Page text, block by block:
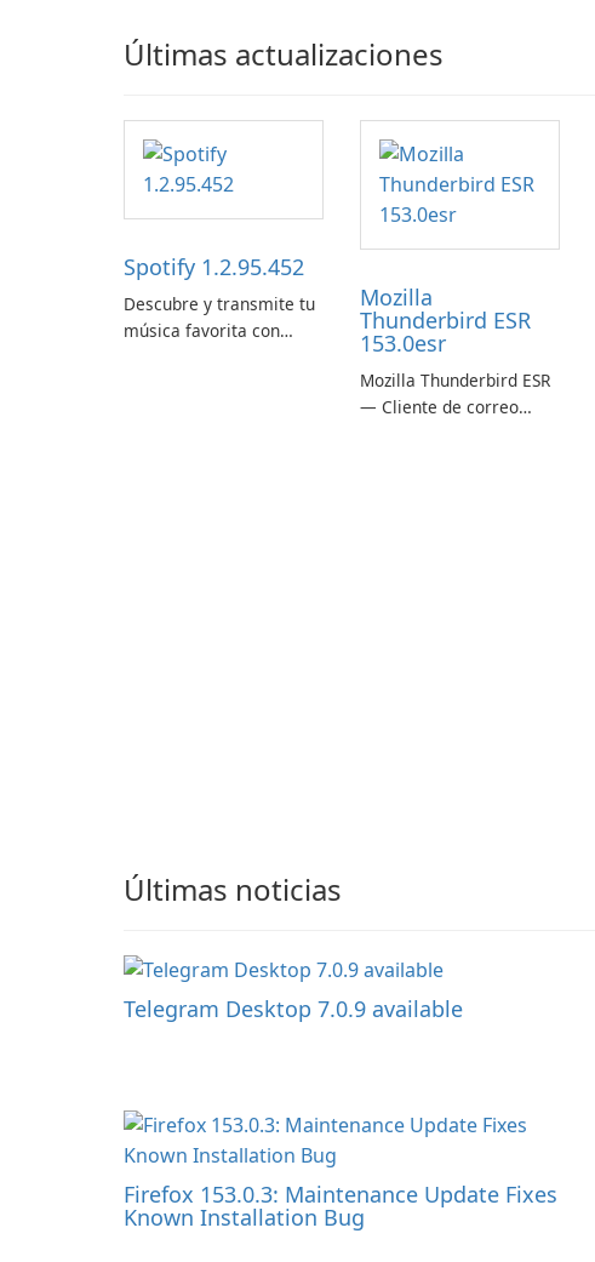
Últimas actualizaciones
Spotify 1.2.95.452
Descubre y transmite tu
música favorita con
Mozilla
Thunderbird ESR
153.0esr
Mozilla Thunderbird ESR
— Cliente de correo
Últimas noticias
Telegram Desktop 7.0.9 available
Firefox 153.0.3: Maintenance Update Fixes
Known Installation Bug